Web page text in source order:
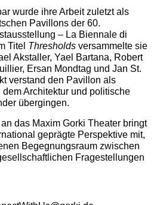
wurde ihre Arbeit zuletzt als
Pavillons der 60.
– La Biennale di
Titel Thresholdsversammelte sie
Akstaller, Yael Bartana, Robert
Ersan Mondtag und Jan St.
verstand den Pavillon als
Architektur und politische
übergingen.
das Maxim Gorki Theater bringt
geprägte Perspektive mit,
Begegnungsraum zwischen
Fragestellungen